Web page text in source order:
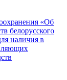
«Об
белорусского
наличия в